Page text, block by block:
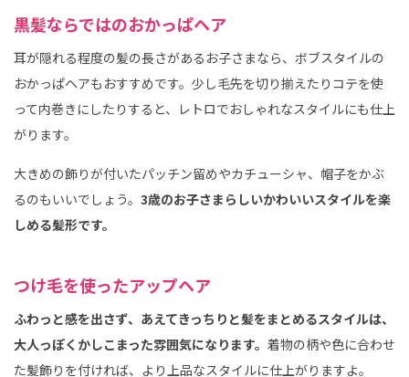
黒髪ならではのおかっぱヘア
耳が隠れる程度の髪の長さがあるお子さまなら、ボブスタイルの
おかっぱヘアもおすすめです。少し毛先を切り揃えたりコテを使
って内巻きにしたりすると、レトロでおしゃれなスタイルにも仕上
がります。
大きめの飾りが付いたパッチン留めやカチューシャ、帽子をかぶ
るのもいいでしょう。 3歳のお子さまらしいかわいいスタイルを楽
しめる髪形です。
つけ毛を使ったアップヘア
ふわっと感を出さず、あえてきっちりと髪をまとめるスタイルは、
大人っぽくかしこまった雰囲気になります。 着物の柄や色に合わせ
た髪飾りを付ければ、より上品なスタイルに仕上がりますよ。